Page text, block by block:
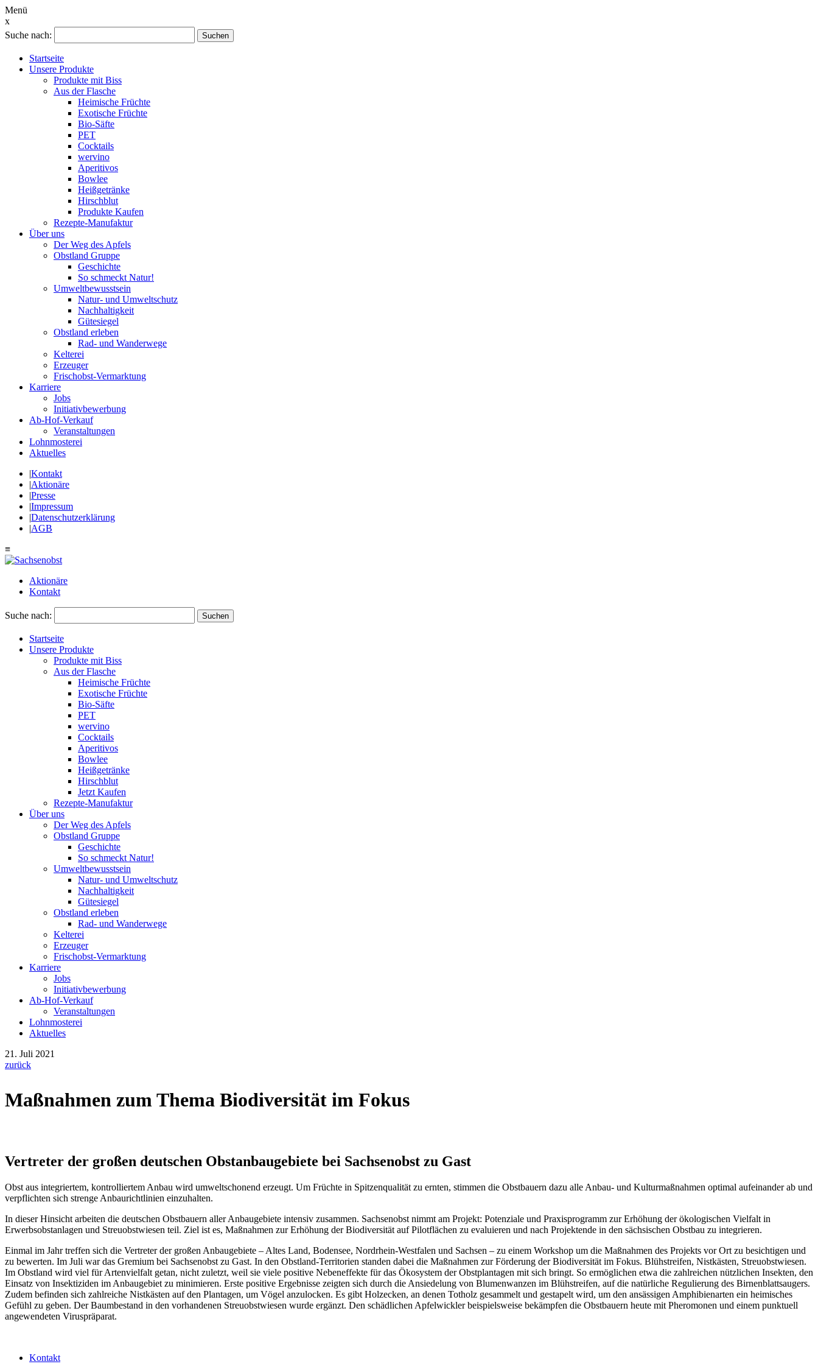
Menü
x
Suche nach:
Suchen
Startseite
Unsere Produkte
Produkte mit Biss
Aus der Flasche
Heimische Früchte
Exotische Früchte
Bio-Säfte
PET
Cocktails
wervino
Aperitivos
Bowlee
Heißgetränke
Hirschblut
Produkte Kaufen
Rezepte-Manufaktur
Über uns
Der Weg des Apfels
Obstland Gruppe
Geschichte
So schmeckt Natur!
Umweltbewusstsein
Natur- und Umweltschutz
Nachhaltigkeit
Gütesiegel
Obstland erleben
Rad- und Wanderwege
Kelterei
Erzeuger
Frischobst-Vermarktung
Karriere
Jobs
Initiativbewerbung
Ab-Hof-Verkauf
Veranstaltungen
Lohnmosterei
Aktuelles
|Kontakt
|Aktionäre
|Presse
|Impressum
|Datenschutzerklärung
|AGB
≡
Aktionäre
Kontakt
Suche nach: Suchen
Startseite
Unsere Produkte
Produkte mit Biss
Aus der Flasche
Heimische Früchte
Exotische Früchte
Bio-Säfte
PET
wervino
Cocktails
Aperitivos
Bowlee
Heißgetränke
Hirschblut
Jetzt Kaufen
Rezepte-Manufaktur
Über uns
Der Weg des Apfels
Obstland Gruppe
Geschichte
So schmeckt Natur!
Umweltbewusstsein
Natur- und Umweltschutz
Nachhaltigkeit
Gütesiegel
Obstland erleben
Rad- und Wanderwege
Kelterei
Erzeuger
Frischobst-Vermarktung
Karriere
Jobs
Initiativbewerbung
Ab-Hof-Verkauf
Veranstaltungen
Lohnmosterei
Aktuelles
21. Juli 2021
zurück
Maßnahmen zum Thema Biodiversität im Fokus
Vertreter der großen deutschen Obstanbaugebiete bei Sachsenobst zu Gast
Obst aus integriertem, kontrolliertem Anbau wird umweltschonend erzeugt. Um Früchte in Spitzenqualität zu ernten, stimmen die Obstbauern dazu alle Anbau- und Kulturmaßnahmen optimal aufeinander ab und
verpflichten sich strenge Anbaurichtlinien einzuhalten.
In dieser Hinsicht arbeiten die deutschen Obstbauern aller Anbaugebiete intensiv zusammen. Sachsenobst nimmt am Projekt: Potenziale und Praxisprogramm zur Erhöhung der ökologischen Vielfalt in
Erwerbsobstanlagen und Streuobstwiesen teil. Ziel ist es, Maßnahmen zur Erhöhung der Biodiversität auf Pilotflächen zu evaluieren und nach Projektende in den sächsischen Obstbau zu integrieren.
Einmal im Jahr treffen sich die Vertreter der großen Anbaugebiete – Altes Land, Bodensee, Nordrhein-Westfalen und Sachsen – zu einem Workshop um die Maßnahmen des Projekts vor Ort zu besichtigen und
zu bewerten. Im Juli war das Gremium bei Sachsenobst zu Gast. In den Obstland-Territorien standen dabei die Maßnahmen zur Förderung der Biodiversität im Fokus. Blühstreifen, Nistkästen, Streuobstwiesen.
Im Obstland wird viel für Artenvielfalt getan, nicht zuletzt, weil sie viele positive Nebeneffekte für das Ökosystem der Obstplantagen mit sich bringt. So ermöglichen etwa die zahlreichen nützlichen Insekten, den
Einsatz von Insektiziden im Anbaugebiet zu minimieren. Erste positive Ergebnisse zeigten sich durch die Ansiedelung von Blumenwanzen im Blühstreifen, auf die natürliche Regulierung des Birnenblattsaugers.
Zudem befinden sich zahlreiche Nistkästen auf den Plantagen, um Vögel anzulocken. Es gibt Holzecken, an denen Totholz gesammelt und gestapelt wird, um den ansässigen Amphibienarten ein heimisches
Gefühl zu geben. Der Baumbestand in den vorhandenen Streuobstwiesen wurde ergänzt. Den schädlichen Apfelwickler beispielsweise bekämpfen die Obstbauern heute mit Pheromonen und einem punktuell
angewendeten Viruspräparat.
Kontakt